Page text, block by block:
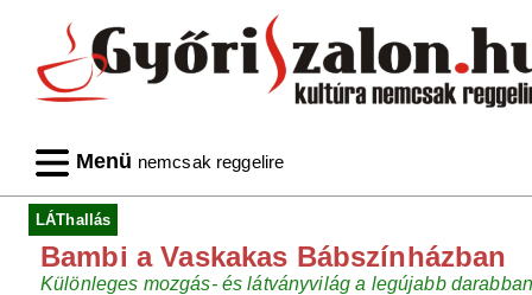
Menü nemcsak reggelire
LÁThallás
Bambi a Vaskakas Bábszínházban
Különleges mozgás- és látványvilág a legújabb